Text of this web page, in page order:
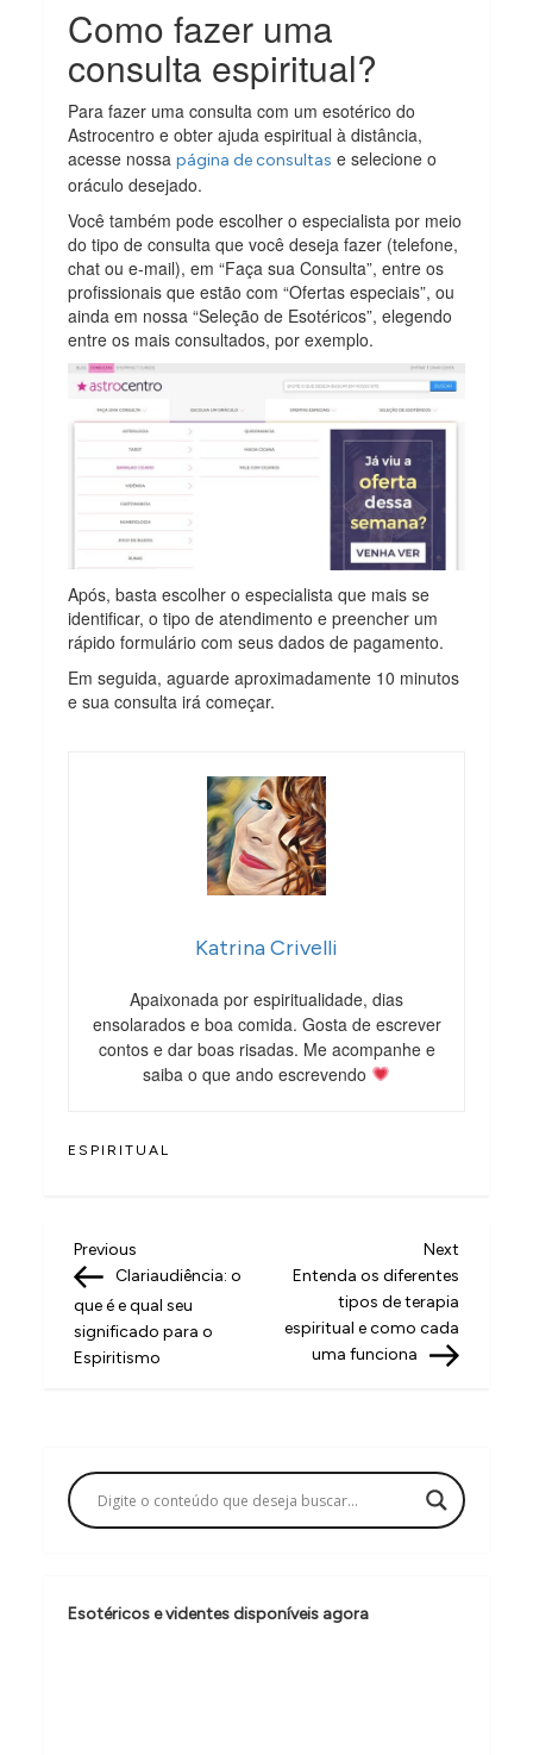
Como fazer uma
consulta espiritual?
Para fazer uma consulta com um esotérico do
Astrocentro e obter ajuda espiritual à distância,
acesse nossapágina de consultas e selecione o
oráculo desejado.
Você também pode escolher o especialista por meio
do tipo de consulta que você deseja fazer (telefone,
chat ou e-mail), em “Faça sua Consulta”, entre os
profissionais que estão com “Ofertas especiais”, ou
ainda em nossa “Seleção de Esotéricos”, elegendo
entre os mais consultados, por exemplo.
Após, basta escolher o especialista que mais se
identificar, o tipo de atendimento e preencher um
rápido formulário com seus dados de pagamento.
Em seguida, aguarde aproximadamente 10 minutos
e sua consulta irá começar.
Katrina Crivelli
Apaixonada por espiritualidade, dias
ensolarados e boa comida. Gosta de escrever
contos e dar boas risadas. Me acompanhe e
saiba o que ando escrevendo
ESPIRITUAL
N
a
v
e
ç
ã
d
Previous
Post
Previous
Clariaudiência: o
que é e qual seu
significado para o
Espiritismo
Next
Post
Next
Entenda os diferentes
tipos de terapia
espiritual e como cada
uma funciona
Esotéricos e videntes disponíveis agora